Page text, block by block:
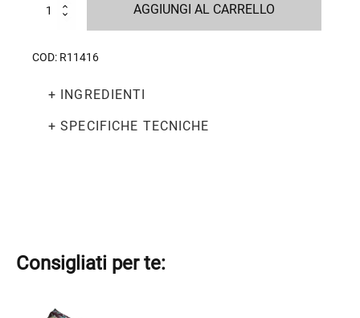
Edition
quantità
AGGIUNGI AL CARRELLO
COD: R11416
+ INGREDIENTI
+ SPECIFICHE TECNICHE
Consigliati per te:
Questo